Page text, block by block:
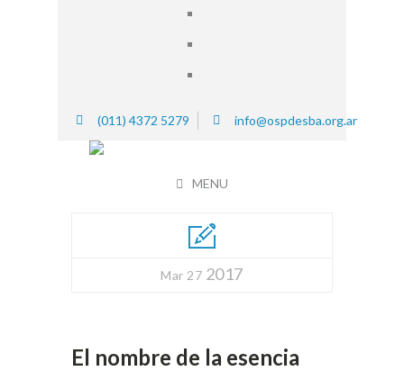
(011) 4372 5279 info@ospdesba.org.ar
MENU
Mar 27 2017
El nombre de la esencia